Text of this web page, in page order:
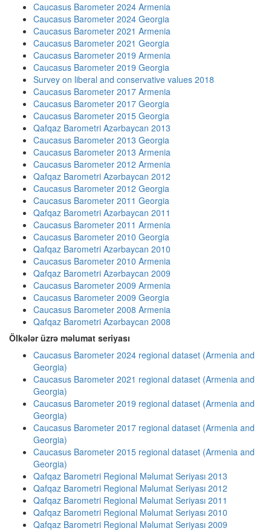
Caucasus Barometer 2024 Armenia
Caucasus Barometer 2024 Georgia
Caucasus Barometer 2021 Armenia
Caucasus Barometer 2021 Georgia
Caucasus Barometer 2019 Armenia
Caucasus Barometer 2019 Georgia
Survey on liberal and conservative values 2018
Caucasus Barometer 2017 Armenia
Caucasus Barometer 2017 Georgia
Caucasus Barometer 2015 Georgia
Qafqaz Barometri Azərbaycan 2013
Caucasus Barometer 2013 Georgia
Caucasus Barometer 2013 Armenia
Caucasus Barometer 2012 Armenia
Qafqaz Barometri Azərbaycan 2012
Caucasus Barometer 2012 Georgia
Caucasus Barometer 2011 Georgia
Qafqaz Barometri Azərbaycan 2011
Caucasus Barometer 2011 Armenia
Caucasus Barometer 2010 Georgia
Qafqaz Barometri Azərbaycan 2010
Caucasus Barometer 2010 Armenia
Qafqaz Barometri Azərbaycan 2009
Caucasus Barometer 2009 Armenia
Caucasus Barometer 2009 Georgia
Caucasus Barometer 2008 Armenia
Qafqaz Barometri Azərbaycan 2008
Ölkələr üzrə məlumat seriyası
Caucasus Barometer 2024 regional dataset (Armenia and
Georgia)
Caucasus Barometer 2021 regional dataset (Armenia and
Georgia)
Caucasus Barometer 2019 regional dataset (Armenia and
Georgia)
Caucasus Barometer 2017 regional dataset (Armenia and
Georgia)
Caucasus Barometer 2015 regional dataset (Armenia and
Georgia)
Qafqaz Barometri Regional Məlumat Seriyası 2013
Qafqaz Barometri Regional Məlumat Seriyası 2012
Qafqaz Barometri Regional Məlumat Seriyası 2011
Qafqaz Barometri Regional Məlumat Seriyası 2010
Qafqaz Barometri Regional Məlumat Seriyası 2009